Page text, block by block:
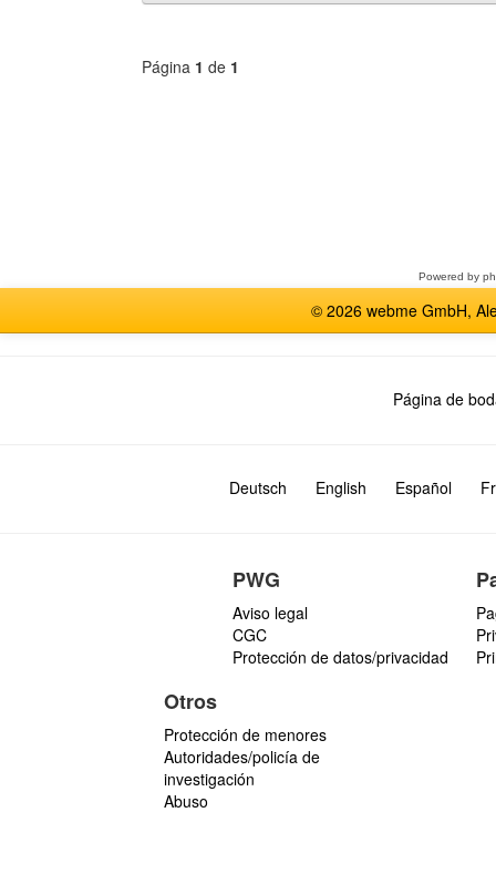
Página 1 de 1
Powered by
© 2026 webme GmbH,
Página de
Deutsch English Español
PWG
Aviso legal
CGC
Protección de datos/privacidad
Otros
Protección de menores
Autoridades/policía de
investigación
Abuso